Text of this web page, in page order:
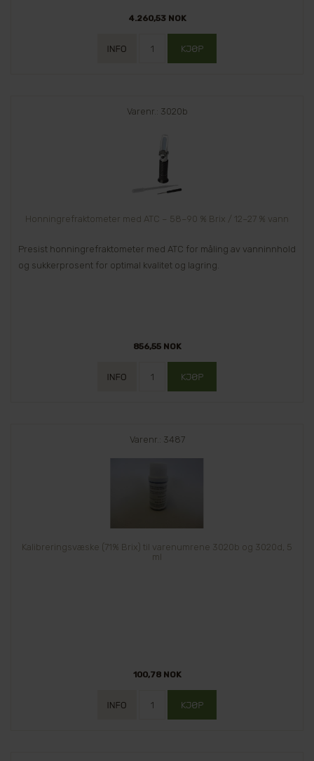
4.260,53 NOK
Varenr.: 3020b
Honningrefraktometer med ATC – 58–90 % Brix / 12–27 % vann
Presist honningrefraktometer med ATC for måling av vanninnhold
og sukkerprosent for optimal kvalitet og lagring.
856,55 NOK
Varenr.: 3487
Kalibreringsvæske (71% Brix) til varenumrene 3020b og 3020d, 5
ml
100,78 NOK